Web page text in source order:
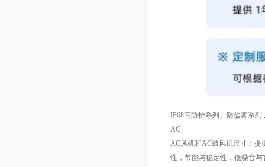
IP68高防护系列、防盐雾系
AC
AC风机和AC鼓风机尺寸：提
性，节能与稳定性，低噪音